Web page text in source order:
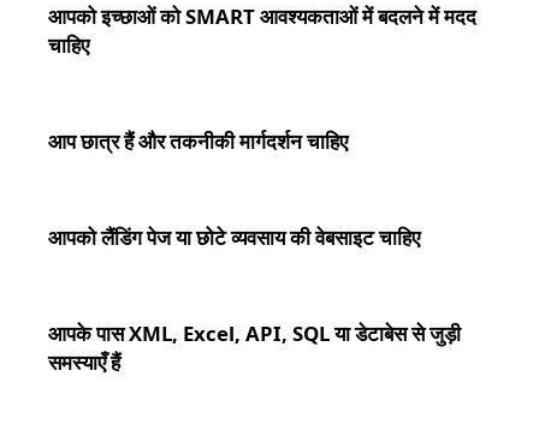
आपको इच्छाओं को SMART आवश्यकताओं में बदलने में मदद
चाहिए
आप छात्र हैं और तकनीकी मार्गदर्शन चाहिए
आपको लैंडिंग पेज या छोटे व्यवसाय की वेबसाइट चाहिए
आपके पास XML, Excel, API, SQL या डेटाबेस से जुड़ी
समस्याएँ हैं